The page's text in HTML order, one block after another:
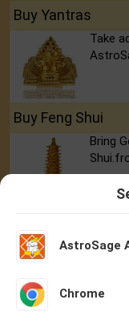
Buy Yantras
Take
Buy Feng Shui
Bring
Best
AstroSage
Chrome
Home